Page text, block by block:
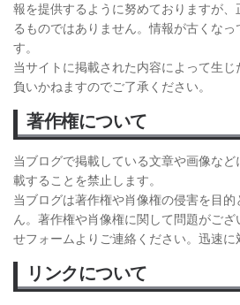
報を提供するように努めておりますが
るものではありません。情報が古くなっ
す。
当サイトに掲載された内容によって生
負いかねますのでご了承ください。
著作権について
当ブログで掲載している文章や画像な
載することを禁止します。
当ブログは著作権や肖像権の侵害を目
ん。著作権や肖像権に関して問題がご
せフォームよりご連絡ください。迅速に
リンクについて